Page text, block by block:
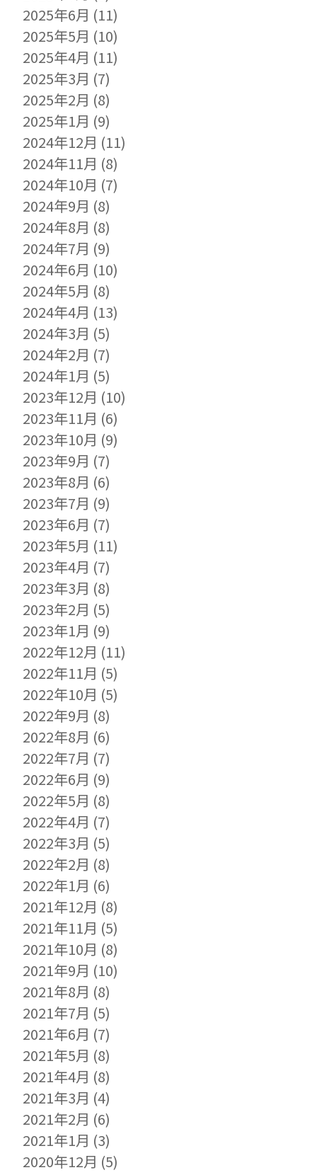
2025年6月 (11)
2025年5月 (10)
2025年4月 (11)
2025年3月 (7)
2025年2月 (8)
2025年1月 (9)
2024年12月 (11)
2024年11月 (8)
2024年10月 (7)
2024年9月 (8)
2024年8月 (8)
2024年7月 (9)
2024年6月 (10)
2024年5月 (8)
2024年4月 (13)
2024年3月 (5)
2024年2月 (7)
2024年1月 (5)
2023年12月 (10)
2023年11月 (6)
2023年10月 (9)
2023年9月 (7)
2023年8月 (6)
2023年7月 (9)
2023年6月 (7)
2023年5月 (11)
2023年4月 (7)
2023年3月 (8)
2023年2月 (5)
2023年1月 (9)
2022年12月 (11)
2022年11月 (5)
2022年10月 (5)
2022年9月 (8)
2022年8月 (6)
2022年7月 (7)
2022年6月 (9)
2022年5月 (8)
2022年4月 (7)
2022年3月 (5)
2022年2月 (8)
2022年1月 (6)
2021年12月 (8)
2021年11月 (5)
2021年10月 (8)
2021年9月 (10)
2021年8月 (8)
2021年7月 (5)
2021年6月 (7)
2021年5月 (8)
2021年4月 (8)
2021年3月 (4)
2021年2月 (6)
2021年1月 (3)
2020年12月 (5)